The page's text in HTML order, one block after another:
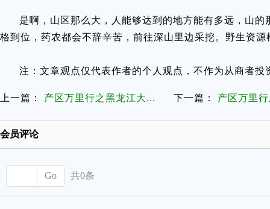
是啊，山区那么大，人能够达到的地方能有多远，山
格到位，药农都会不辞辛苦，前往深山里边采挖。野生资
注：文章观点仅代表作者的个人观点，不作为从商者投
上一篇： 产区万里行之黑龙江大... 下一篇： 产区万里
会员评论
Go 共0条